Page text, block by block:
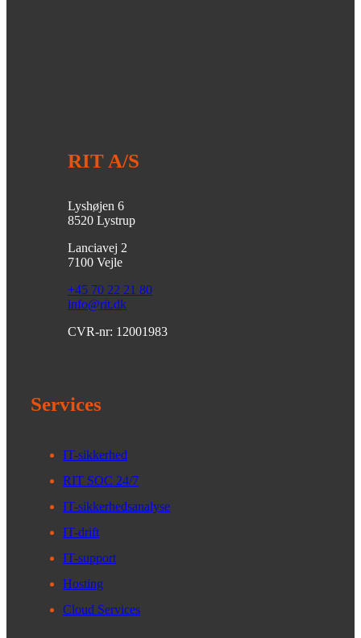
RIT A/S
Lyshøjen 6
8520 Lystrup
Lanciavej 2
7100 Vejle
+45 70 22 21 80
info@rit.dk
CVR-nr: 12001983
Services
IT-sikkerhed
RIT SOC 24/7
IT-sikkerhedsanalyse
IT-drift
IT-support
Hosting
Cloud Services